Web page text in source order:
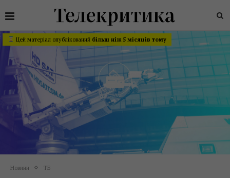
Цей матеріал опублікований більш ніж 5 місяців тому
Новини ТБ